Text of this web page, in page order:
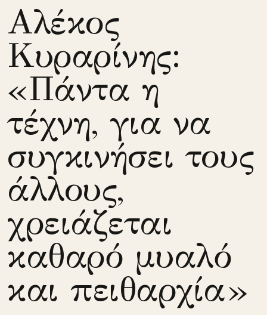
Αλέκος
Κυραρίνης:
«Πάντα η
τέχνη, για να
συγκινήσει τους
άλλους,
χρειάζεται
καθαρό μυαλό
και πειθαρχία»